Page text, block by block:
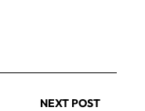
NEXT POST